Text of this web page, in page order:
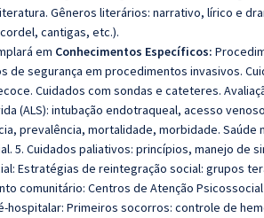
Gêneros literários: narrativo, lírico e
cantigas, etc.).
em Conhecimentos Específicos:
de segurança em procedimentos invasivos.
Cuidados com sondas e cateteres.
(ALS): intubação endotraqueal, acesso
prevalência, mortalidade, morbidade. Saúde
5. Cuidados paliativos: princípios, manejo de
Estratégias de reintegração social: grupos
comunitário: Centros de Atenção
hospitalar: Primeiros socorros: controle de